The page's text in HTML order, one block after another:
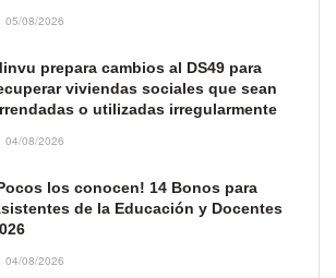
05/08/2026
prepara cambios al DS49 para
viviendas sociales que sean
o utilizadas irregularmente
04/08/2026
los conocen! 14 Bonos para
de la Educación y Docentes
04/08/2026